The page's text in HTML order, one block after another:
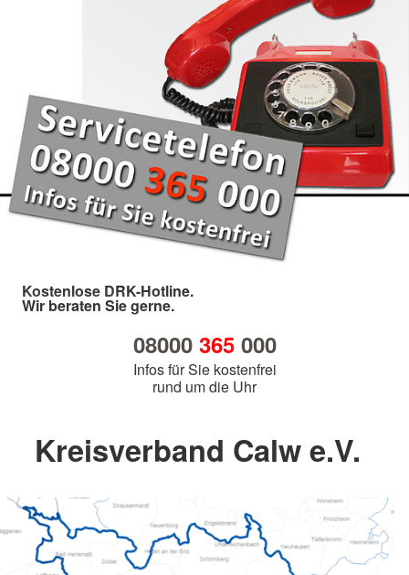
Kostenlose DRK-Hotline.
Wir beraten Sie gerne.
08000 365000
Infos für Sie kostenfrei
rund um die Uhr
Kreisverband Calw e.V.